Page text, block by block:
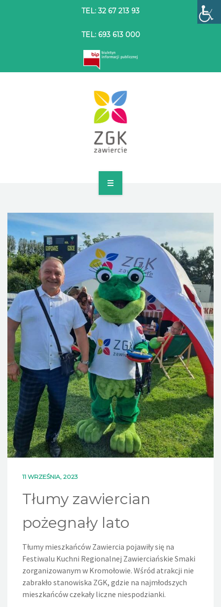
TEL: 32 67 213 93
TEL: 693 613 000
O SPÓŁCE
DLA MIESZKAŃCÓW
OFERTA
PSZOK
EDUKACJA
KONTAKT
11 WRZEŚNIA, 2023
Tłumy zawiercian
pożegnały lato
Tłumy mieszkańców Zawiercia pojawiły się na
Festiwalu Kuchni Regionalnej Zawierciańskie Smaki
zorganizowanym w Kromołowie. Wśród atrakcji nie
zabrakło stanowiska ZGK, gdzie na najmłodszych
mieszkańców czekały liczne niespodzianki.